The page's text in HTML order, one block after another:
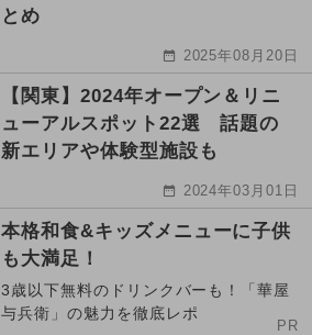
とめ
2025年08月20日
【関東】2024年オープン＆リニ
ューアルスポット22選 話題の
新エリアや体験型施設も
2024年03月01日
本格和食&キッズメニューに子供
も大満足！
3歳以下無料のドリンクバーも！「華屋
与兵衛」の魅力を徹底レポ
PR